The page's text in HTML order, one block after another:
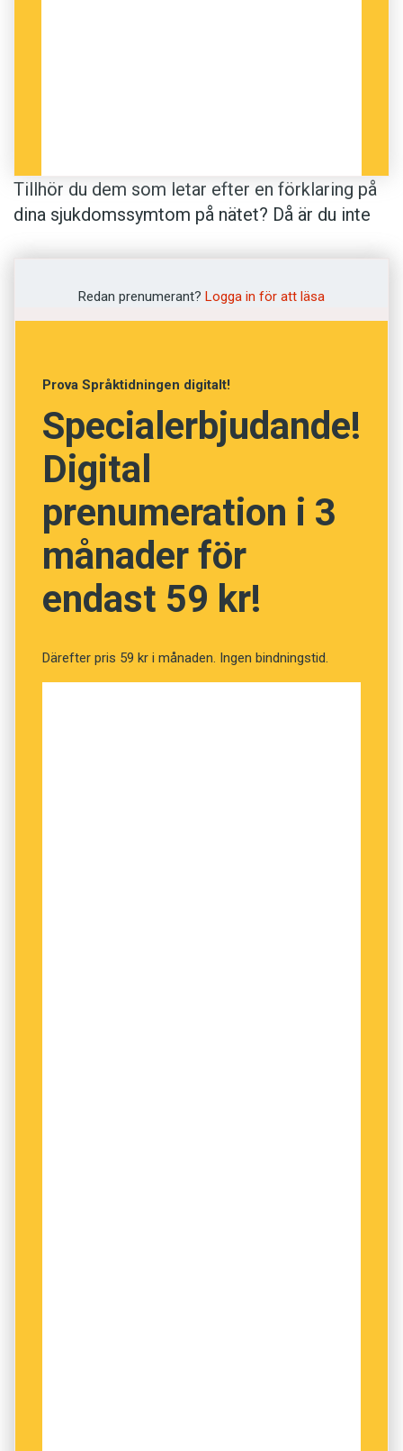
Tillhör du dem som letar efter en förklaring på
dina sjukdomssymtom på nätet? Då är du inte
cyberkondrin, som fenomenet kallas: ”Minsta
säga näthypokondriker.”
Redan prenumerant? Logga in för att läsa
Prova Språktidningen digitalt!
Specialerbjudande!
Digital
prenumeration i 3
månader för
endast 59 kr!
Därefter pris 59 kr i månaden. Ingen bindningstid.